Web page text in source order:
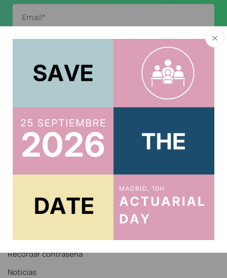
Acreditar CPD 2025
Acceso al Área Privada
Recordar contraseña
Noticias